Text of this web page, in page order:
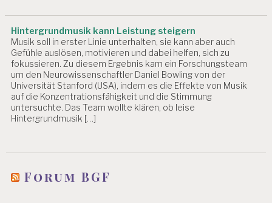
Hintergrundmusik kann Leistung steigern
Musik soll in erster Linie unterhalten, sie kann aber auch
Gefühle auslösen, motivieren und dabei helfen, sich zu
fokussieren. Zu diesem Ergebnis kam ein Forschungsteam
um den Neurowissenschaftler Daniel Bowling von der
Universität Stanford (USA), indem es die Effekte von Musik
auf die Konzentrationsfähigkeit und die Stimmung
untersuchte. Das Team wollte klären, ob leise
Hintergrundmusik […]
Forum BGF